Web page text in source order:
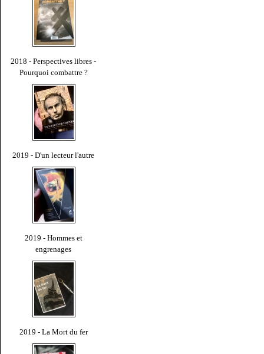
2018 - Perspectives libres -
Pourquoi combattre ?
2019 - D'un lecteur l'autre
2019 - Hommes et
engrenages
2019 - La Mort du fer